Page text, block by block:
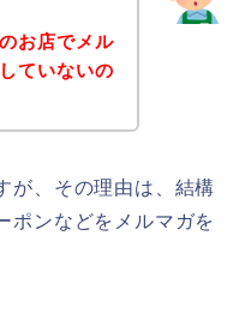
お店でメル
ていないの
が、その理由は、結構
ポンなどをメルマガを